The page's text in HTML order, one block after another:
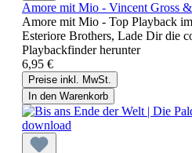
Amore mit Mio - Vincent Gross
Amore mit Mio - Top Playback
Esteriore Brothers, Lade Dir die
Playbackfinder herunter
6,95 €
Preise inkl. MwSt.
In den Warenkorb